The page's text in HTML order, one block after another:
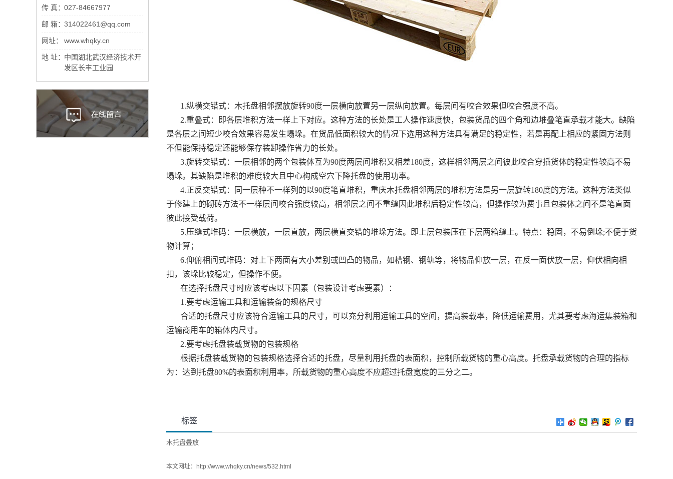
传 真：027-84667977
邮 箱：314022461@qq.com
网址： www.whqky.cn
地 址： 中国湖北武汉经济技术开
发区长丰工业园
1.纵横交错式：木托盘相邻摆放旋转90度一层横向放置另一层纵向放置。每层间有咬合效果但咬合强度不高。
2.重叠式：即各层堆积方法一样上下对应。这种方法的长处是工人操作速度快，包装货品的四个角和边堆叠笔直承载才能大。缺陷
是各层之间短少咬合效果容易发生塌垛。在货品低面积较大的情况下选用这种方法具有满足的稳定性，若是再配上相应的紧固方法则
不但能保持稳定还能够保存装卸操作省力的长处。
3.旋转交错式：一层相邻的两个包装体互为90度两层间堆积又相差180度，这样相邻两层之间彼此咬合穿插货体的稳定性较高不易
塌垛。其缺陷是堆积的难度较大且中心构成空穴下降托盘的使用功率。
4.正反交错式：同一层种不一样列的以90度笔直堆积，重庆木托盘相邻两层的堆积方法是另一层旋转180度的方法。这种方法类似
于修建上的砌砖方法不一样层间咬合强度较高，相邻层之间不重缝因此堆积后稳定性较高，但操作较为费事且包装体之间不是笔直面
彼此接受载荷。
5.压缝式堆码：一层横放，一层直放，两层横直交错的堆垛方法。即上层包装压在下层两箱缝上。特点：稳固，不易倒垛;不便于货
物计算；
6.仰俯相间式堆码：对上下两面有大小差别或凹凸的物品，如槽钢、钢轨等，将物品仰放一层，在反一面伏放一层，仰伏相向相
扣，该垛比较稳定，但操作不便。
在选择托盘尺寸时应该考虑以下因素（包装设计考虑要素）：
1.要考虑运输工具和运输装备的规格尺寸
合适的托盘尺寸应该符合运输工具的尺寸，可以充分利用运输工具的空间，提高装载率，降低运输费用，尤其要考虑海运集装箱和
运输商用车的箱体内尺寸。
2.要考虑托盘装载货物的包装规格
根据托盘装载货物的包装规格选择合适的托盘，尽量利用托盘的表面积，控制所载货物的重心高度。托盘承载货物的合理的指标
为：达到托盘80%的表面积利用率，所载货物的重心高度不应超过托盘宽度的三分之二。
标签
木托盘叠放
本文网址： http://www.whqky.cn/news/532.html